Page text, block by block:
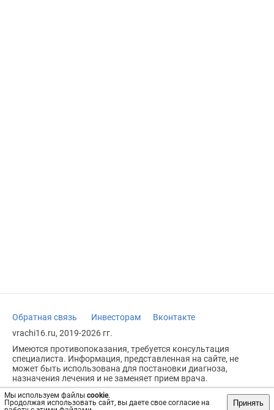
Мы используем файлы cookie.
Продолжая использовать сайт, вы даете свое согласие на
Принять
Обратная связь Инвесторам
Вконтакте
vrachi16.ru, 2019-2026 гг.
Имеются противопоказания, требуется консультация
специалиста. Информация, представленная на сайте, не
может быть использована для постановки диагноза,
назначения лечения и не заменяет прием врача.
Возрастное ограничение: 18+